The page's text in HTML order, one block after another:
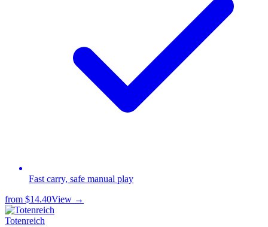
Fast carry, safe manual play
from $14.40View →
Totenreich